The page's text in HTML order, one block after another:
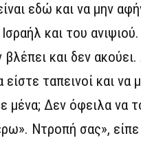
εδώ και να μην
και του
και δεν ακούει.
ταπεινοί και να
μένα; Δεν όφειλα να
Ντροπή σας»,